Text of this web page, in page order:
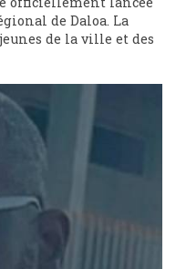
de Daloa. La
de la ville et des